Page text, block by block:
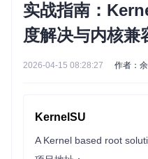
实战指南：
度解决与内核兼
2026-04-15 08:28:27 作者：
KernelSU
A Kernel based root